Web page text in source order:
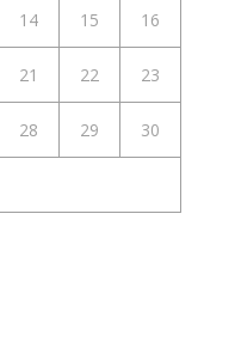
14 15 16
21 22 23
28 29 30